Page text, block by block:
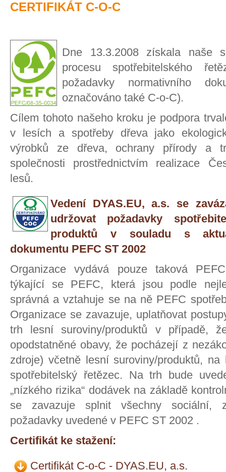
CERTIFIKÁT C-O-C
Dne 13.3.2008 získala naše
procesu spotřebitelského
požadavky normativního
označováno také C-o-C).
Cílem tohoto našeho kroku je podpora
v lesích a spotřeby dřeva jako
výrobků ze dřeva, ochrany přírody a
společnosti prostřednictvím realizace
lesů.
Vedení DYAS.EU, a.s. se
udržovat požadavky
produktů v souladu s
dokumentu PEFC ST 2002
Organizace vydává pouze taková
týkající se PEFC, která jsou podle
správná a vztahuje se na ně PEFC
Organizace se zavazuje, uplatňovat
trh lesní suroviny/produktů v případě,
opodstatněné obavy, že pocházejí z
zdroje) včetně lesní suroviny/produktů,
spotřebitelský řetězec. Na trh bude
„nízkého rizika“ dodávek na základě
se zavazuje splnit všechny sociální,
požadavky uvedené v PEFC ST 2002 .
Certifikát ke stažení:
Certifikát C-o-C - DYAS.EU, a.s.